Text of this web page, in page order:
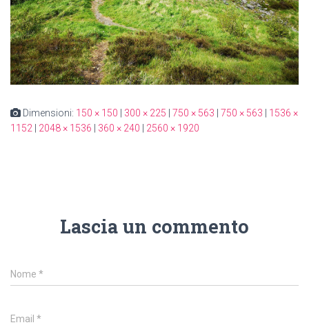
Dimensioni: 150 × 150 | 300 × 225 | 750 × 563 | 750 × 563 | 1536 ×
1152 | 2048 × 1536 | 360 × 240 | 2560 × 1920
Lascia un commento
Nome *
Email *